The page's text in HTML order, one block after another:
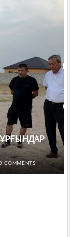
COMMENTS